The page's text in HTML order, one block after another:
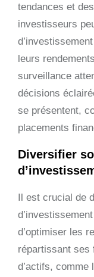
tendances et
investisseurs
leurs
surveillance
décisions
se présentent,
placements
Diversifier
Il est crucial de
d’optimiser les
répartissant ses
d’actifs, comme